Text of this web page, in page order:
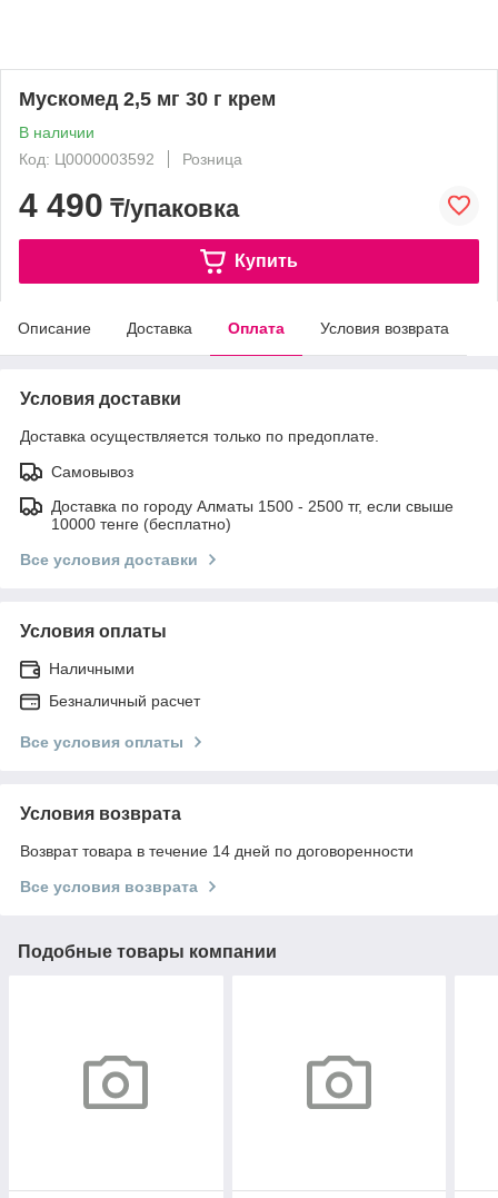
Мускомед 2,5 мг 30 г крем
В наличии
Код: Ц0000003592
Розница
4 490 ₸/упаковка
Купить
Описание Доставка Оплата Условия возврата
Условия доставки
Доставка осуществляется только по предоплате.
Самовывоз
Доставка по городу Алматы 1500 - 2500 тг, если свыше
10000 тенге (бесплатно)
Все условия доставки
Условия оплаты
Наличными
Безналичный расчет
Все условия оплаты
Условия возврата
Возврат товара в течение 14 дней по договоренности
Все условия возврата
Подобные товары компании